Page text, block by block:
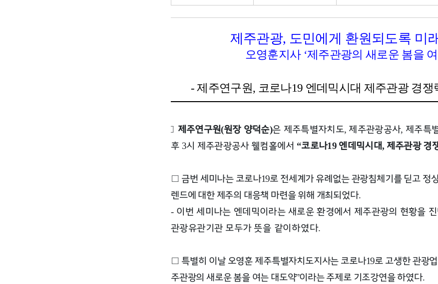
제주관광, 도민에게 환원되도록 미
오영훈지사 ‘제주관광의 새로운 봄을
-제주연구원, 코로나19 엔데믹시대 제주관광 경
□ 제주연구원(원장 양덕순)은 제주특별자치도, 제주관광공사, 제주특
후 3시 제주관광공사 웰컴홀에서 “코로나19 엔데믹시대, 제주관광 경
□ 금번 세미나는 코로나19로 전세계가 유례없는 관광침체기를 딛고 정
렌드에 대한 제주의 대응책 마련을 위해 개최되었다.
- 이번 세미나는 엔데믹이라는 새로운 환경에서 제주관광의 현황을
관광유관기관 모두가 뜻을 같이하였다.
□ 특별히 이날 오영훈 제주특별자치도지사는 코로나19로 고생한 관광
주관광의 새로운 봄을 여는 대도약”이라는 주제로 기조강연을 하였다.